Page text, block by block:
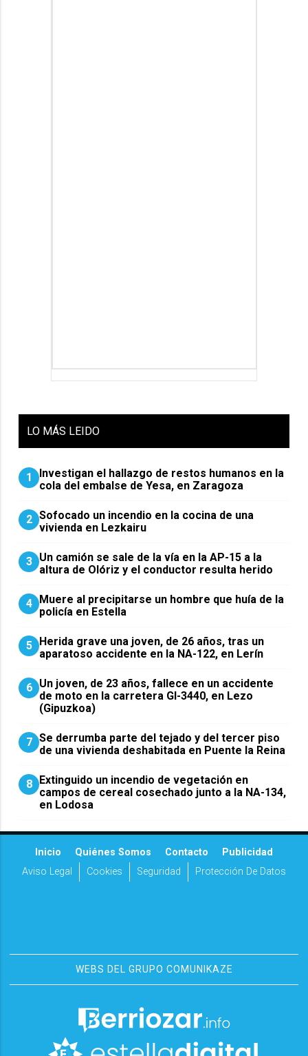
LO MÁS LEIDO
1
Investigan el hallazgo de restos humanos en la
cola del embalse de Yesa, en Zaragoza
2 Sofocado un incendio en la cocina de una
vivienda en Lezkairu
3 Un camión se sale de la vía en la AP-15 a la
altura de Olóriz y el conductor resulta herido
4 Muere al precipitarse un hombre que huía de la
policía en Estella
5 Herida grave una joven, de 26 años, tras un
aparatoso accidente en la NA-122, en Lerín
6 Un joven, de 23 años, fallece en un accidente
de moto en la carretera GI-3440, en Lezo
(Gipuzkoa)
7 Se derrumba parte del tejado y del tercer piso
de una vivienda deshabitada en Puente la Reina
8 Extinguido un incendio de vegetación en
campos de cereal cosechado junto a la NA-134,
en Lodosa
Inicio Quiénes Somos Contacto
Publicidad
Aviso Legal
Cookies Seguridad Protección De Datos
WEBS DEL GRUPO COMUNIKAZE